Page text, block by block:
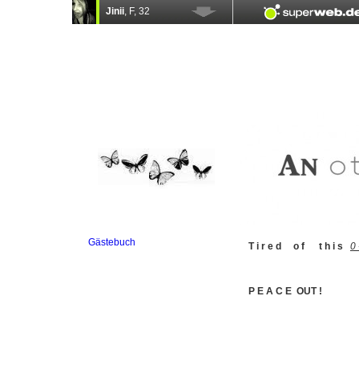
Gästebuch T i r e d o f t h i s 0
P E A C E OUT !